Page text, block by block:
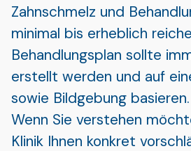
Zahnschmelz und
minimal bis erheblich
Behandlungsplan sollte
erstellt werden und auf
sowie Bildgebung basieren.
Wenn Sie verstehen
Klinik Ihnen konkret